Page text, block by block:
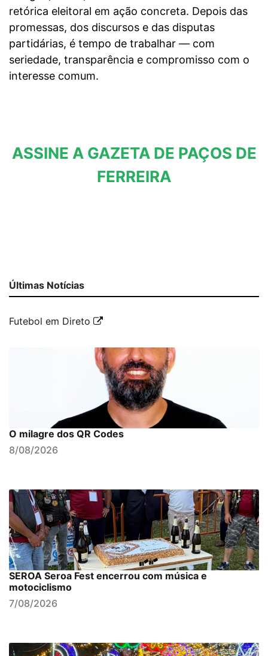
retórica eleitoral em ação concreta. Depois das
promessas, dos discursos e das disputas
partidárias, é tempo de trabalhar — com
seriedade, transparência e compromisso com o
interesse comum.
ASSINE A GAZETA DE PAÇOS DE
FERREIRA
Últimas Notícias
Futebol em Direto
O milagre dos QR Codes
8/08/2026
SEROA Seroa Fest encerrou com música e
motociclismo
7/08/2026